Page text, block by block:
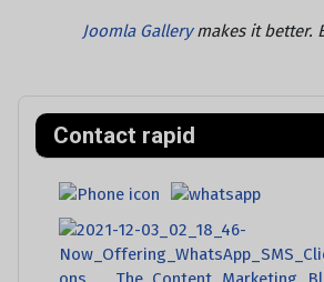
Joomla Gallerymakes it better.
Contact rapid